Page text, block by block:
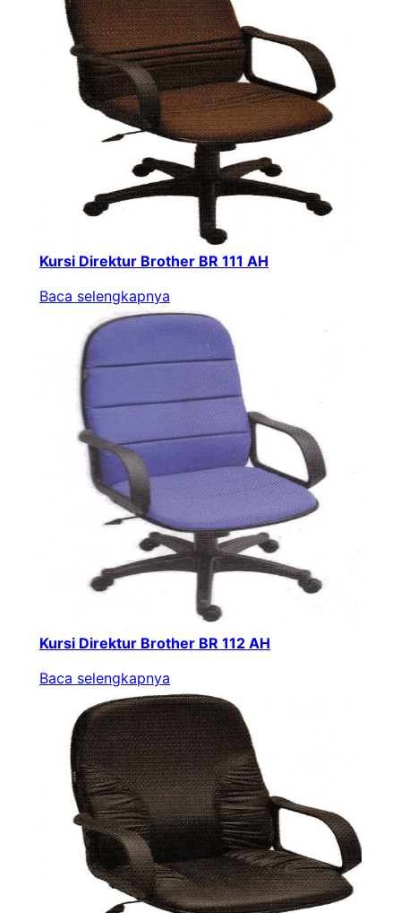
Kursi Direktur Brother BR 111 AH
Baca selengkapnya
Kursi Direktur Brother BR 112 AH
Baca selengkapnya